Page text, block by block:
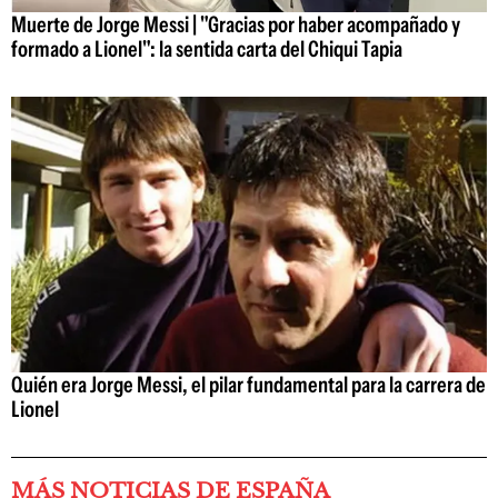
Muerte de Jorge Messi | "Gracias por haber acompañado y
formado a Lionel": la sentida carta del Chiqui Tapia
Quién era Jorge Messi, el pilar fundamental para la carrera de
Lionel
MÁS NOTICIAS DE ESPAÑA